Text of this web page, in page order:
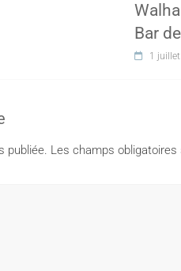
Bar
1
publiée. Les champs